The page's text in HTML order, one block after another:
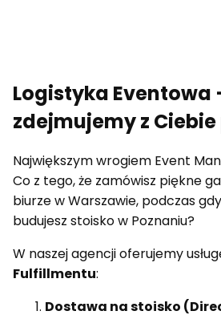
Logistyka Eventowa
zdejmujemy z
Największym wrogiem Event
Co z tego, że zamówisz piękne
biurze w Warszawie, podczas
budujesz stoisko w Poznaniu?
W naszej agencji oferujemy
Fulfillmentu:
Dostawa na stoisko